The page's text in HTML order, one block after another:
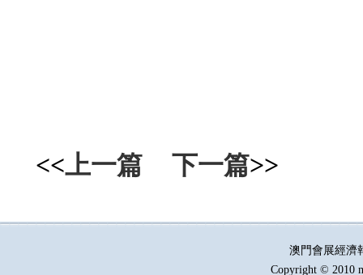
<<上一篇 下一篇>>
澳門會展經
Copyright © 2010